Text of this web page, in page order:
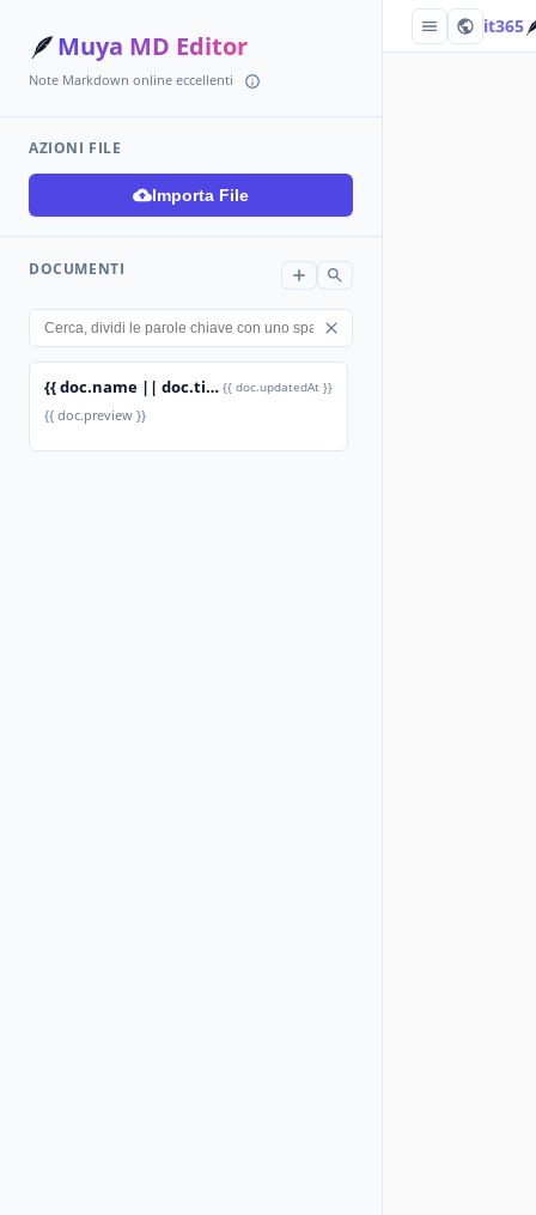
🪶Muya MD Editor
Note Markdown online eccellenti
AZIONI FILE
Importa File
DOCUMENTI
{{ doc.name || doc.title }} {{ doc.updatedAt }}
{{ doc.preview }}
it365